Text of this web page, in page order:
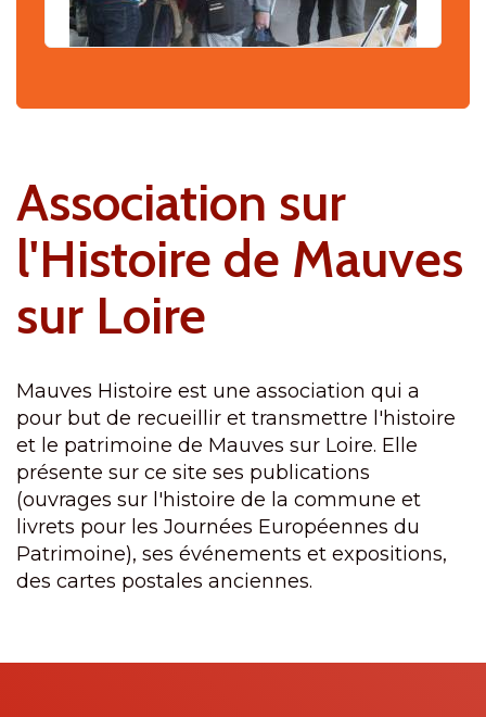
Association sur
l'Histoire de Mauves
sur Loire
Mauves Histoire est une association qui a
pour but de recueillir et transmettre l'histoire
et le patrimoine de Mauves sur Loire. Elle
présente sur ce site ses publications
(ouvrages sur l'histoire de la commune et
livrets pour les Journées Européennes du
Patrimoine), ses événements et expositions,
des cartes postales anciennes.